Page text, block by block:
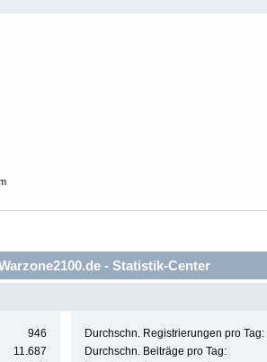
- Statistik-Center
946
11.687
Durchschn. Registrierungen pro Tag:
Durchschn. Beiträge pro Tag: